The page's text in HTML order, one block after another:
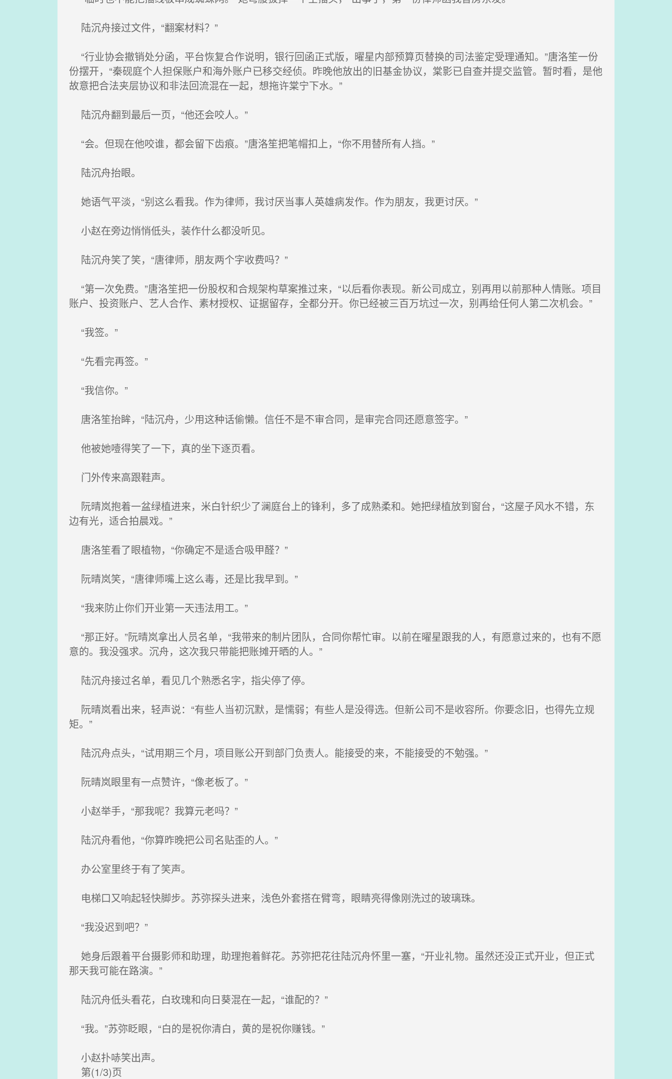
陆沉舟接过文件，“翻案材料？”
“行业协会撤销处分函，平台恢复合作说明，银行回函正式版，曜星内部预算页替换的司法鉴定受理通知。”唐洛笙一份
份摆开，“秦砚庭个人担保账户和海外账户已移交经侦。昨晚他放出的旧基金协议，棠影已自查并提交监管。暂时看，是他
故意把合法夹层协议和非法回流混在一起，想拖许棠宁下水。”
陆沉舟翻到最后一页，“他还会咬人。”
“会。但现在他咬谁，都会留下齿痕。”唐洛笙把笔帽扣上，“你不用替所有人挡。”
陆沉舟抬眼。
她语气平淡，“别这么看我。作为律师，我讨厌当事人英雄病发作。作为朋友，我更讨厌。”
小赵在旁边悄悄低头，装作什么都没听见。
陆沉舟笑了笑，“唐律师，朋友两个字收费吗？”
“第一次免费。”唐洛笙把一份股权和合规架构草案推过来，“以后看你表现。新公司成立，别再用以前那种人情账。项目
账户、投资账户、艺人合作、素材授权、证据留存，全都分开。你已经被三百万坑过一次，别再给任何人第二次机会。”
“我签。”
“先看完再签。”
“我信你。”
唐洛笙抬眸，“陆沉舟，少用这种话偷懒。信任不是不审合同，是审完合同还愿意签字。”
他被她噎得笑了一下，真的坐下逐页看。
门外传来高跟鞋声。
阮晴岚抱着一盆绿植进来，米白针织少了澜庭台上的锋利，多了成熟柔和。她把绿植放到窗台，“这屋子风水不错，东
边有光，适合拍晨戏。”
唐洛笙看了眼植物，“你确定不是适合吸甲醛？”
阮晴岚笑，“唐律师嘴上这么毒，还是比我早到。”
“我来防止你们开业第一天违法用工。”
“那正好。”阮晴岚拿出人员名单，“我带来的制片团队，合同你帮忙审。以前在曜星跟我的人，有愿意过来的，也有不愿
意的。我没强求。沉舟，这次我只带能把账摊开晒的人。”
陆沉舟接过名单，看见几个熟悉名字，指尖停了停。
阮晴岚看出来，轻声说：“有些人当初沉默，是懦弱；有些人是没得选。但新公司不是收容所。你要念旧，也得先立规
矩。”
陆沉舟点头，“试用期三个月，项目账公开到部门负责人。能接受的来，不能接受的不勉强。”
阮晴岚眼里有一点赞许，“像老板了。”
小赵举手，“那我呢？我算元老吗？”
陆沉舟看他，“你算昨晚把公司名贴歪的人。”
办公室里终于有了笑声。
电梯口又响起轻快脚步。苏弥探头进来，浅色外套搭在臂弯，眼睛亮得像刚洗过的玻璃珠。
“我没迟到吧？”
她身后跟着平台摄影师和助理，助理抱着鲜花。苏弥把花往陆沉舟怀里一塞，“开业礼物。虽然还没正式开业，但正式
那天我可能在路演。”
陆沉舟低头看花，白玫瑰和向日葵混在一起，“谁配的？”
“我。”苏弥眨眼，“白的是祝你清白，黄的是祝你赚钱。”
小赵扑哧笑出声。
第(1/3)页